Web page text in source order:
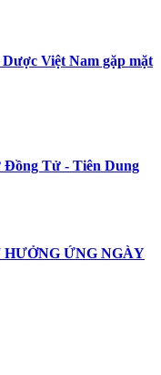
Việt Nam gặp mặt
Đồng Tử - Tiên Dung
ỨNG NGÀY